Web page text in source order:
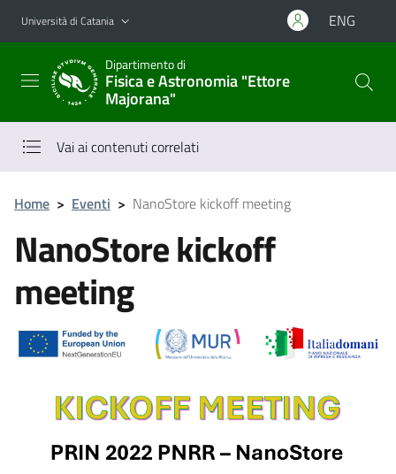
Vai al contenuto principale
Vai al menu di navigazione
Università di Catania ENG
Dipartimento di
Fisica e Astronomia "Ettore
Majorana"
Vai ai contenuti correlati
Home > Eventi > NanoStore kickoff meeting
NanoStore kickoff
meeting